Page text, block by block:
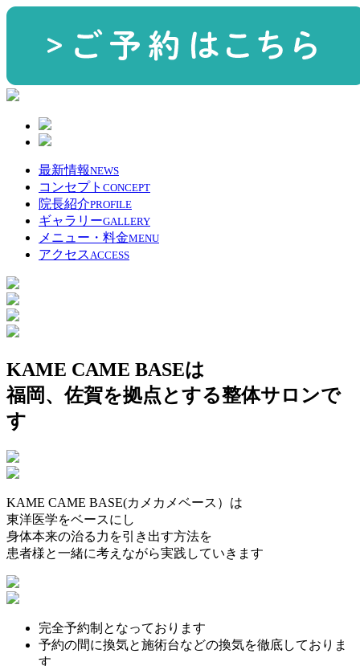
最新情報NEWS
コンセプト CONCEPT
院長紹介PROFILE
ギャラリーGALLERY
メニュー・料金MENU
アクセスACCESS
KAME CAME BASEは
福岡、佐賀を拠点とする整体サロンで
す
KAME CAME BASE(カメカメベース）は
東洋医学をベースにし
身体本来の治る力を引き出す方法を
患者様と一緒に考えながら実践していきます
完全予約制となっております
予約の間に換気と施術台などの換気を徹底しておりま
す